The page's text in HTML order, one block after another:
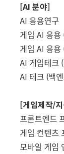
[AI 분야]
AI 응용연구
게임 AI 응용
게임 AI 응용
AI 게임테크
AI 테크 (백
[게임제작/
프론트엔드
게임 컨텐츠
모바일 게임